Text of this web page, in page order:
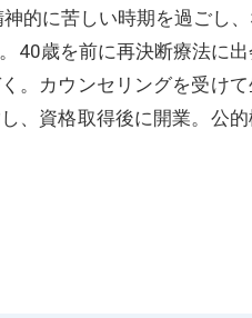
的に苦しい時期を過ごし
40歳を前に再決断療法に
。カウンセリングを受け
、資格取得後に開業。公